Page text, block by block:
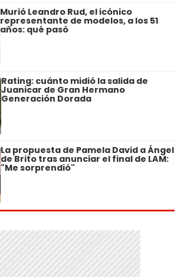
Murió Leandro Rud, el icónico
representante de modelos, a los 51
años: qué pasó
Rating: cuánto midió la salida de
Juanicar de Gran Hermano
Generación Dorada
La propuesta de Pamela David a Ángel
de Brito tras anunciar el final de LAM:
"Me sorprendió"